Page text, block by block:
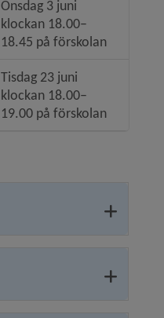
Onsdag 3 juni
klockan 18.00–
18.45 på förskolan
Tisdag 23 juni
klockan 18.00–
19.00 på förskolan